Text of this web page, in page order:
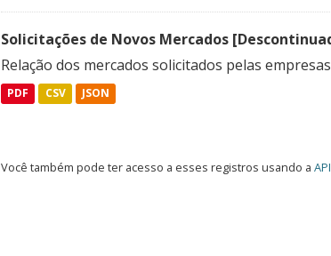
Solicitações de Novos Mercados
Relação dos mercados solicitados pelas
PDF CSV JSON
Você também pode ter acesso a esses registros usando a API